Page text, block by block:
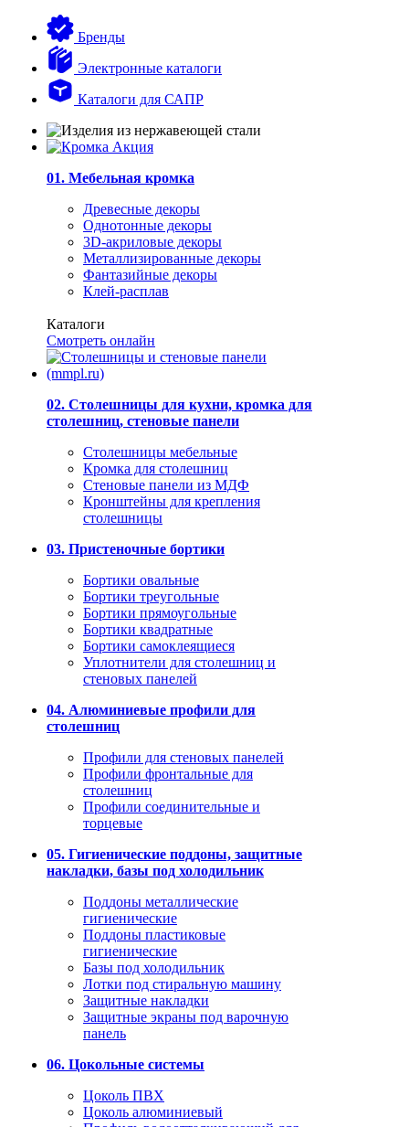
Бренды
Электронные каталоги
Каталоги для САПР
01. Мебельная кромка
Древесные декоры
Однотонные декоры
3D-акриловые декоры
Металлизированные декоры
Фантазийные декоры
Клей-расплав
Каталоги
Смотреть онлайн
02. Столешницы для кухни, кромка для
столешниц, стеновые панели
Столешницы мебельные
Кромка для столешниц
Стеновые панели из МДФ
Кронштейны для крепления
столешницы
03. Пристеночные бортики
Бортики овальные
Бортики треугольные
Бортики прямоугольные
Бортики квадратные
Бортики самоклеящиеся
Уплотнители для столешниц и
стеновых панелей
04. Алюминиевые профили для
столешниц
Профили для стеновых панелей
Профили фронтальные для
столешниц
Профили соединительные и
торцевые
05. Гигиенические поддоны, защитные
накладки, базы под холодильник
Поддоны металлические
гигиенические
Поддоны пластиковые
гигиенические
Базы под холодильник
Лотки под стиральную машину
Защитные накладки
Защитные экраны под варочную
панель
06. Цокольные системы
Цоколь ПВХ
Цоколь алюминиевый